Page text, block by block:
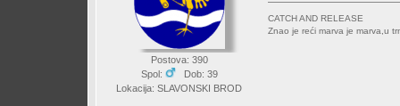
Postova: 390
Spol:
Dob: 39
Lokacija: SLAVONSKI BROD
CATCH AND RELEASE
Znao je reći marva je marva,u